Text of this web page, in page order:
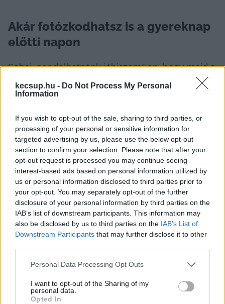
kecsup.hu - Do Not Process My Personal
Information
If you wish to opt-out of the sale, sharing to third parties, or
processing of your personal or sensitive information for
targeted advertising by us, please use the below opt-out
section to confirm your selection. Please note that after your
opt-out request is processed you may continue seeing
interest-based ads based on personal information utilized by
us or personal information disclosed to third parties prior to
your opt-out. You may separately opt-out of the further
disclosure of your personal information by third parties on the
IAB’s list of downstream participants. This information may
also be disclosed by us to third parties on the IAB’s List of
Downstream Participants that may further disclose it to other
Please note that this website/app uses one or more Google
not limited to your visit or usage behaviour. You may click to
grant or deny consent to Google and its third-party tags to
Personal Data Processing Opt Outs
I want to opt-out of the Sharing of my
personal data.
Opted In
Akár fotózkodhatsz is a gyereknap
előtti napon
Sebaj, gondolhatnánk jóhiszeműen, hogy majd a
közelgő gyereknapon szépítenek a helyzeten,
és a három fideszes helyi képviselőből álló
amivel kiszolgálják a városban élő kisgyerekes
családok igényeit. Nos, a dolog ott kezdődik,
hogy bár a nemzetközi gyereknap hivatalosan
május utolsó vasárnapja, a Kecskeméti Fürdőben
ezt úgy tűnik május 30-án, azaz szombaton
tartják, legalábbis a honlapon közzétett felhívás
szerint. Ebben szerepel az a
visszautasíthatatlannak kevéssé nevezhető
lufihajtogatással és egy kalózzal való fotózkodási
lehetőséggel várják. Arra külön felhívják a
figyelmet, hogy mindezek INGYEN igénybe